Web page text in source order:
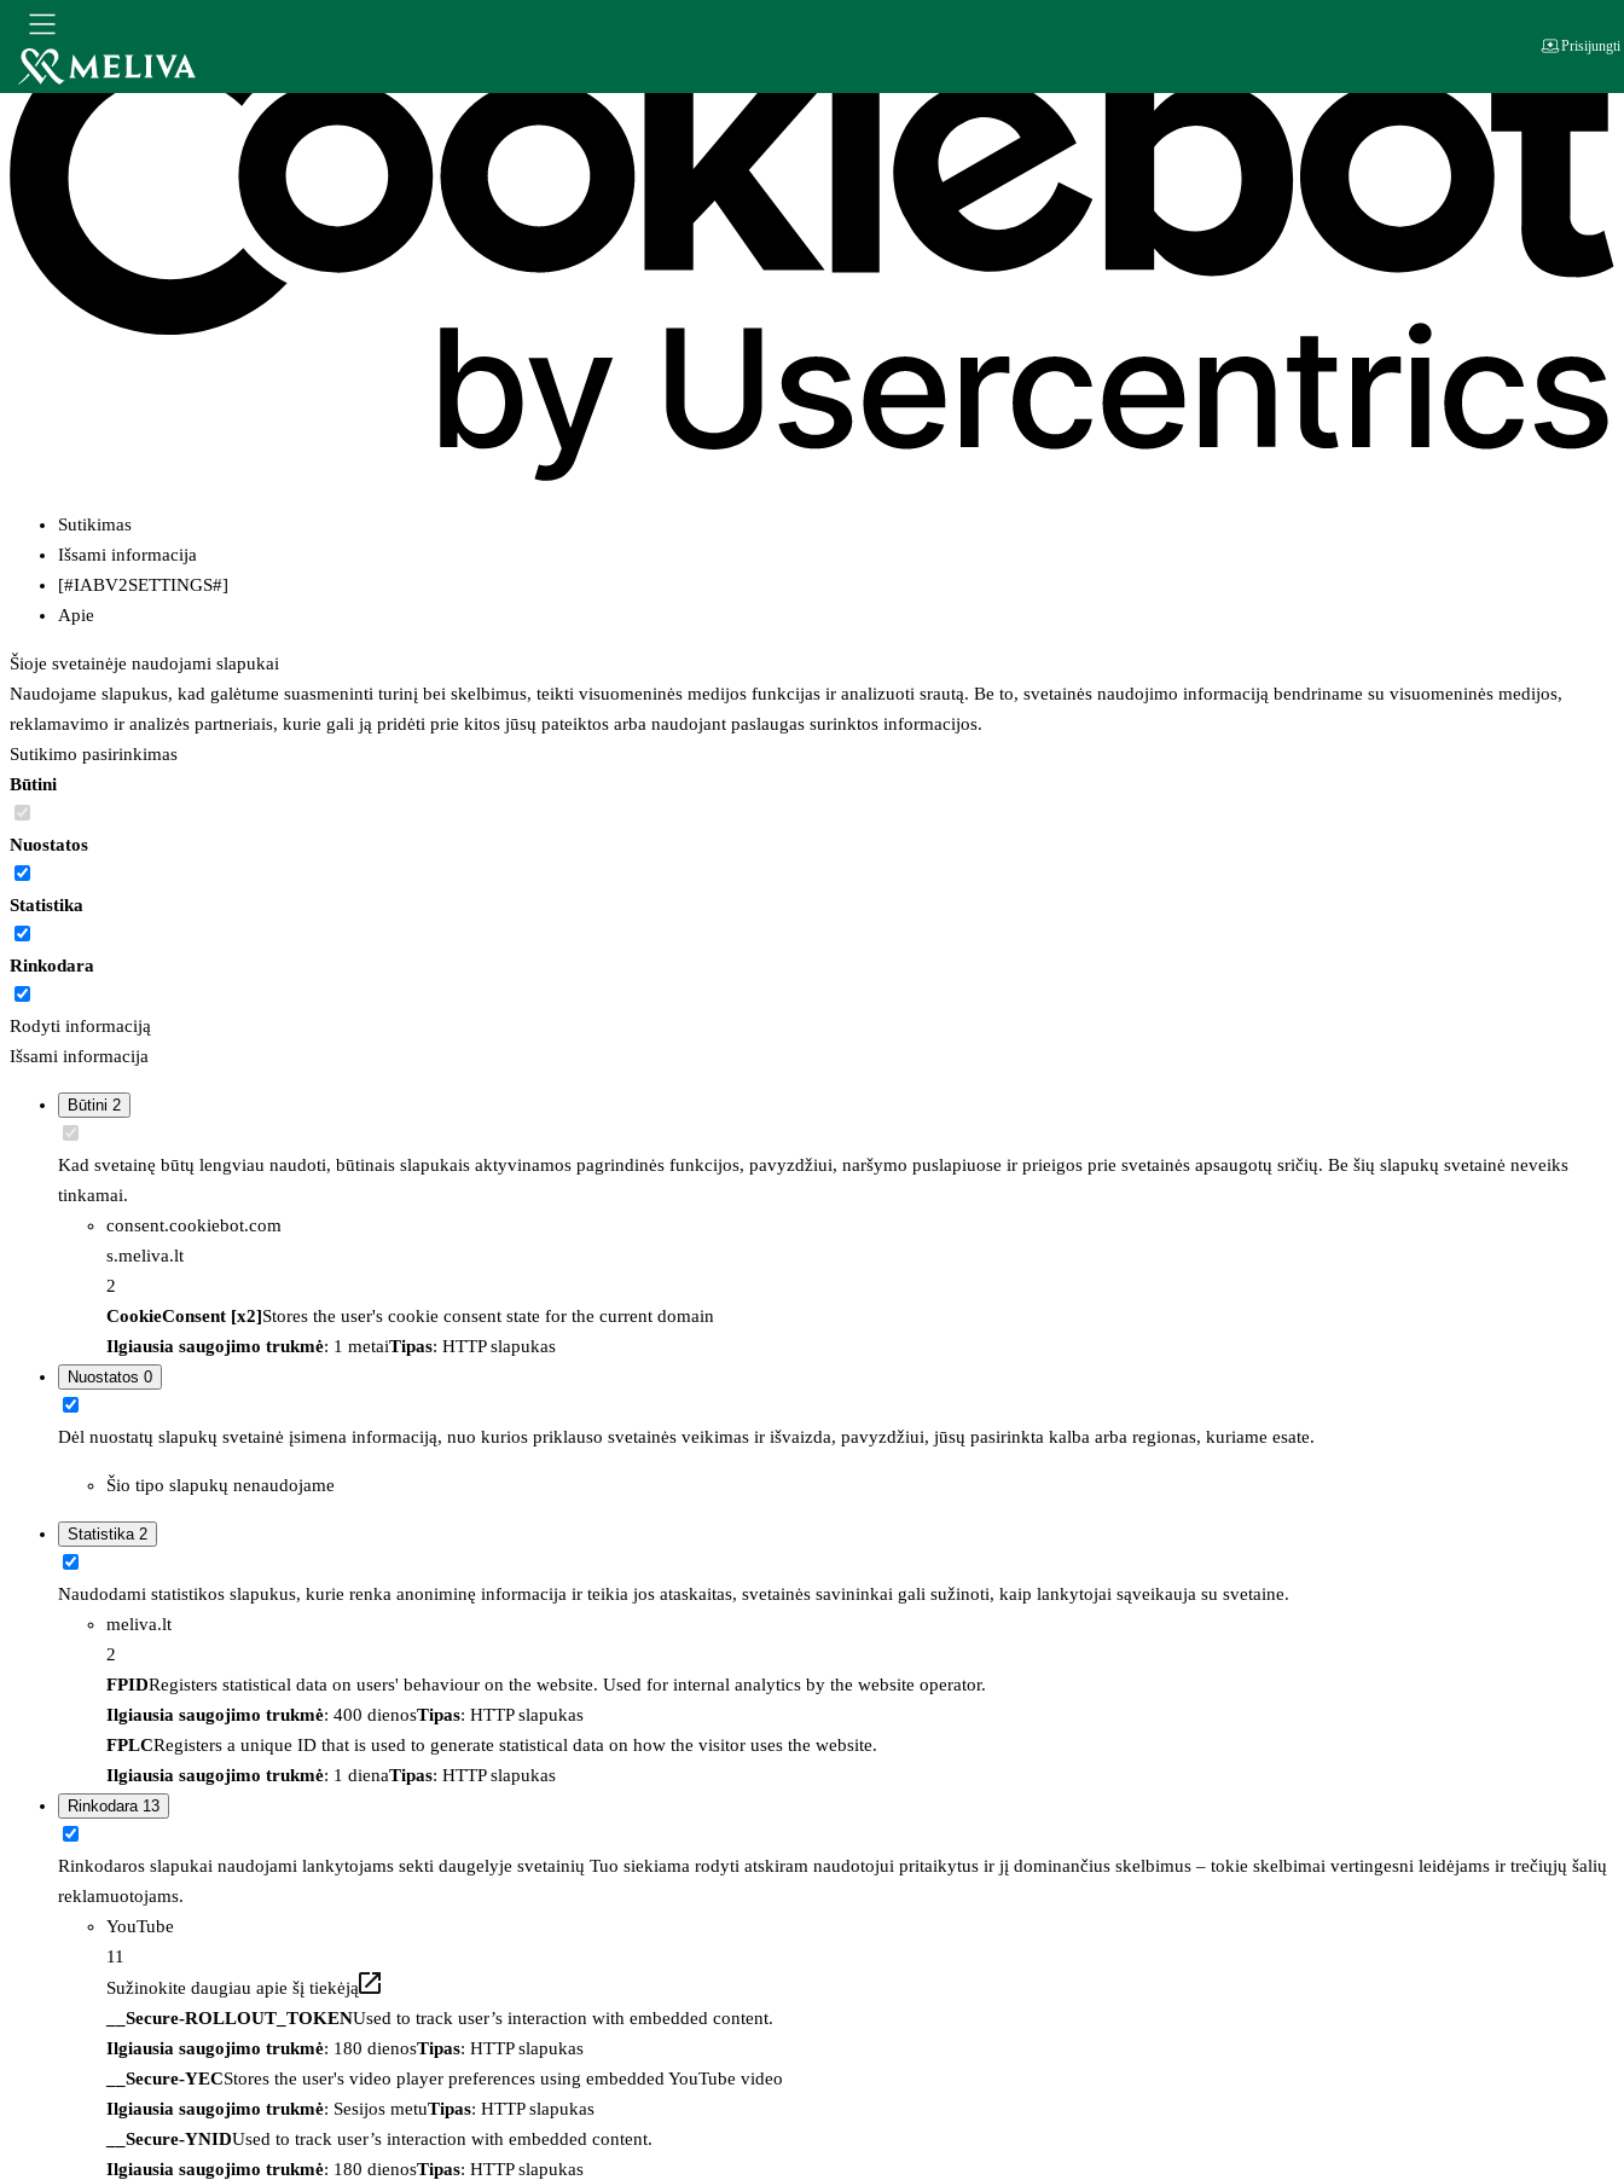
Sutikimas
Išsami informacija
[#IABV2SETTINGS#]
Apie
Šioje svetainėje naudojami slapukai
Naudojame slapukus, kad galėtume suasmeninti turinį bei skelbimus, teikti visuomeninės medijos funkcijas ir analizuoti srautą. Be to, svetainės naudojimo informaciją bendriname su visuomeninės medijos,
reklamavimo ir analizės partneriais, kurie gali ją pridėti prie kitos jūsų pateiktos arba naudojant paslaugas surinktos informacijos.
Sutikimo pasirinkimas
Būtini
Nuostatos
Statistika
Rinkodara
Rodyti informaciją
Išsami informacija
Būtini 2
Kad svetainę būtų lengviau naudoti, būtinais slapukais aktyvinamos pagrindinės funkcijos, pavyzdžiui, naršymo puslapiuose ir prieigos prie svetainės apsaugotų sričių. Be šių slapukų svetainė neveiks
tinkamai.
consent.cookiebot.com
s.meliva.lt
2
CookieConsent [x2]Stores the user's cookie consent state for the current domain
Ilgiausia saugojimo trukmė: 1 metaiTipas: HTTP slapukas
Nuostatos 0
Dėl nuostatų slapukų svetainė įsimena informaciją, nuo kurios priklauso svetainės veikimas ir išvaizda, pavyzdžiui, jūsų pasirinkta kalba arba regionas, kuriame esate.
Šio tipo slapukų nenaudojame
Statistika 2
Naudodami statistikos slapukus, kurie renka anoniminę informacija ir teikia jos ataskaitas, svetainės savininkai gali sužinoti, kaip lankytojai sąveikauja su svetaine.
meliva.lt
2
FPIDRegisters statistical data on users' behaviour on the website. Used for internal analytics by the website operator.
Ilgiausia saugojimo trukmė: 400 dienosTipas: HTTP slapukas
FPLCRegisters a unique ID that is used to generate statistical data on how the visitor uses the website.
Ilgiausia saugojimo trukmė: 1 dienaTipas: HTTP slapukas
Rinkodara 13
Rinkodaros slapukai naudojami lankytojams sekti daugelyje svetainių Tuo siekiama rodyti atskiram naudotojui pritaikytus ir jį dominančius skelbimus – tokie skelbimai vertingesni leidėjams ir trečiųjų šalių
reklamuotojams.
YouTube
11
Sužinokite daugiau apie šį tiekėją
__Secure-ROLLOUT_TOKENUsed to track user’s interaction with embedded content.
Ilgiausia saugojimo trukmė: 180 dienosTipas: HTTP slapukas
__Secure-YECStores the user's video player preferences using embedded YouTube video
Ilgiausia saugojimo trukmė: Sesijos metuTipas: HTTP slapukas
__Secure-YNIDUsed to track user’s interaction with embedded content.
Ilgiausia saugojimo trukmė: 180 dienosTipas: HTTP slapukas
Prisijungti